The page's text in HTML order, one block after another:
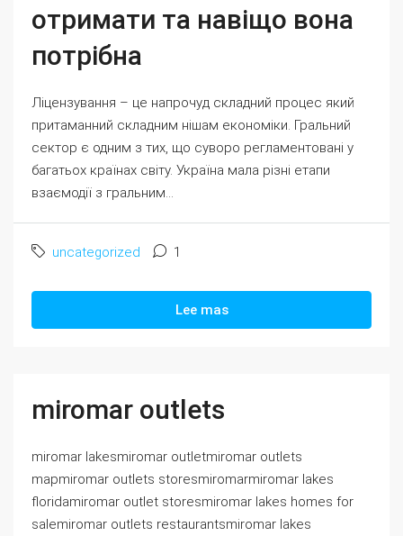
отримати та навіщо вона
потрібна
Ліцензування – це напрочуд складний процес який
притаманний складним нішам економіки. Гральний
сектор є одним з тих, що суворо регламентовані у
багатьох країнах світу. Україна мала різні етапи
взаємодії з гральним...
uncategorized 1
Lee mas
miromar outlets
miromar lakesmiromar outletmiromar outlets
mapmiromar outlets storesmiromarmiromar lakes
floridamiromar outlet storesmiromar lakes homes for
salemiromar outlets restaurantsmiromar lakes